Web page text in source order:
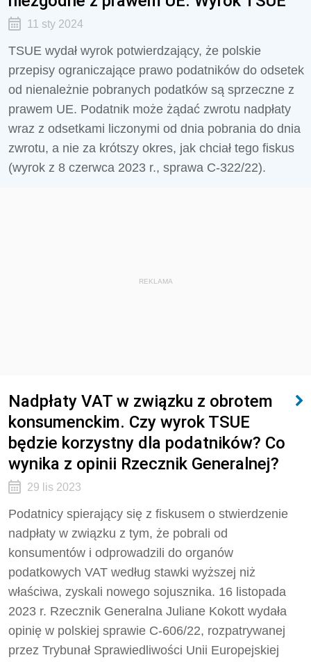
11 sty 2024
TSUE wydał wyrok potwierdzający, że polskie
przepisy ograniczające prawo podatników do odsetek
od nienależnie pobranych podatków są sprzeczne z
prawem UE. Podatnik może żądać zwrotu nadpłaty
wraz z odsetkami liczonymi od dnia pobrania do dnia
zwrotu, a nie za krótszy okres, jak chciał tego fiskus
(wyrok z 8 czerwca 2023 r., sprawa C-322/22).
REKLAMA
Nadpłaty VAT w związku z obrotem
konsumenckim. Czy wyrok TSUE
będzie korzystny dla podatników? Co
wynika z opinii Rzecznik Generalnej?
29 lis 2023
Podatnicy spierający się z fiskusem o stwierdzenie
nadpłaty w związku z tym, że pobrali od
konsumentów i odprowadzili do organów
podatkowych VAT według stawki wyższej niż
właściwa, zyskali nowego sojusznika. 16 listopada
2023 r. Rzecznik Generalna Juliane Kokott wydała
opinię w polskiej sprawie C-606/22, rozpatrywanej
przez Trybunał Sprawiedliwości Unii Europejskiej